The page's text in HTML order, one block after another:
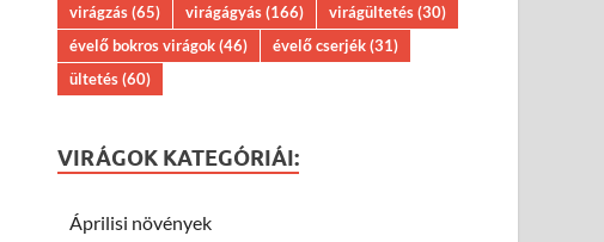
virágzás(65) virágágyás(166) virágültetés(30)
évelő bokros virágok(46) évelő cserjék(31)
ültetés(60)
VIRÁGOK KATEGÓRIÁI:
Áprilisi növények